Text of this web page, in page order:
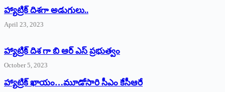
‌హ్యాట్రిక్‌ ‌దిశగా అడుగులు..
April 23, 2023
హ్యాట్రిక్ దిశ గా బి ఆర్ ఎస్ ప్రభుత్వం
October 5, 2023
హ్యాట్రిక్‌ ‌ఖాయం…మూడోసారి సీఎం కేసీఆరే